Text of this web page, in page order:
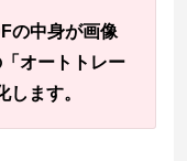
の中身が画像
オートトレー
します。